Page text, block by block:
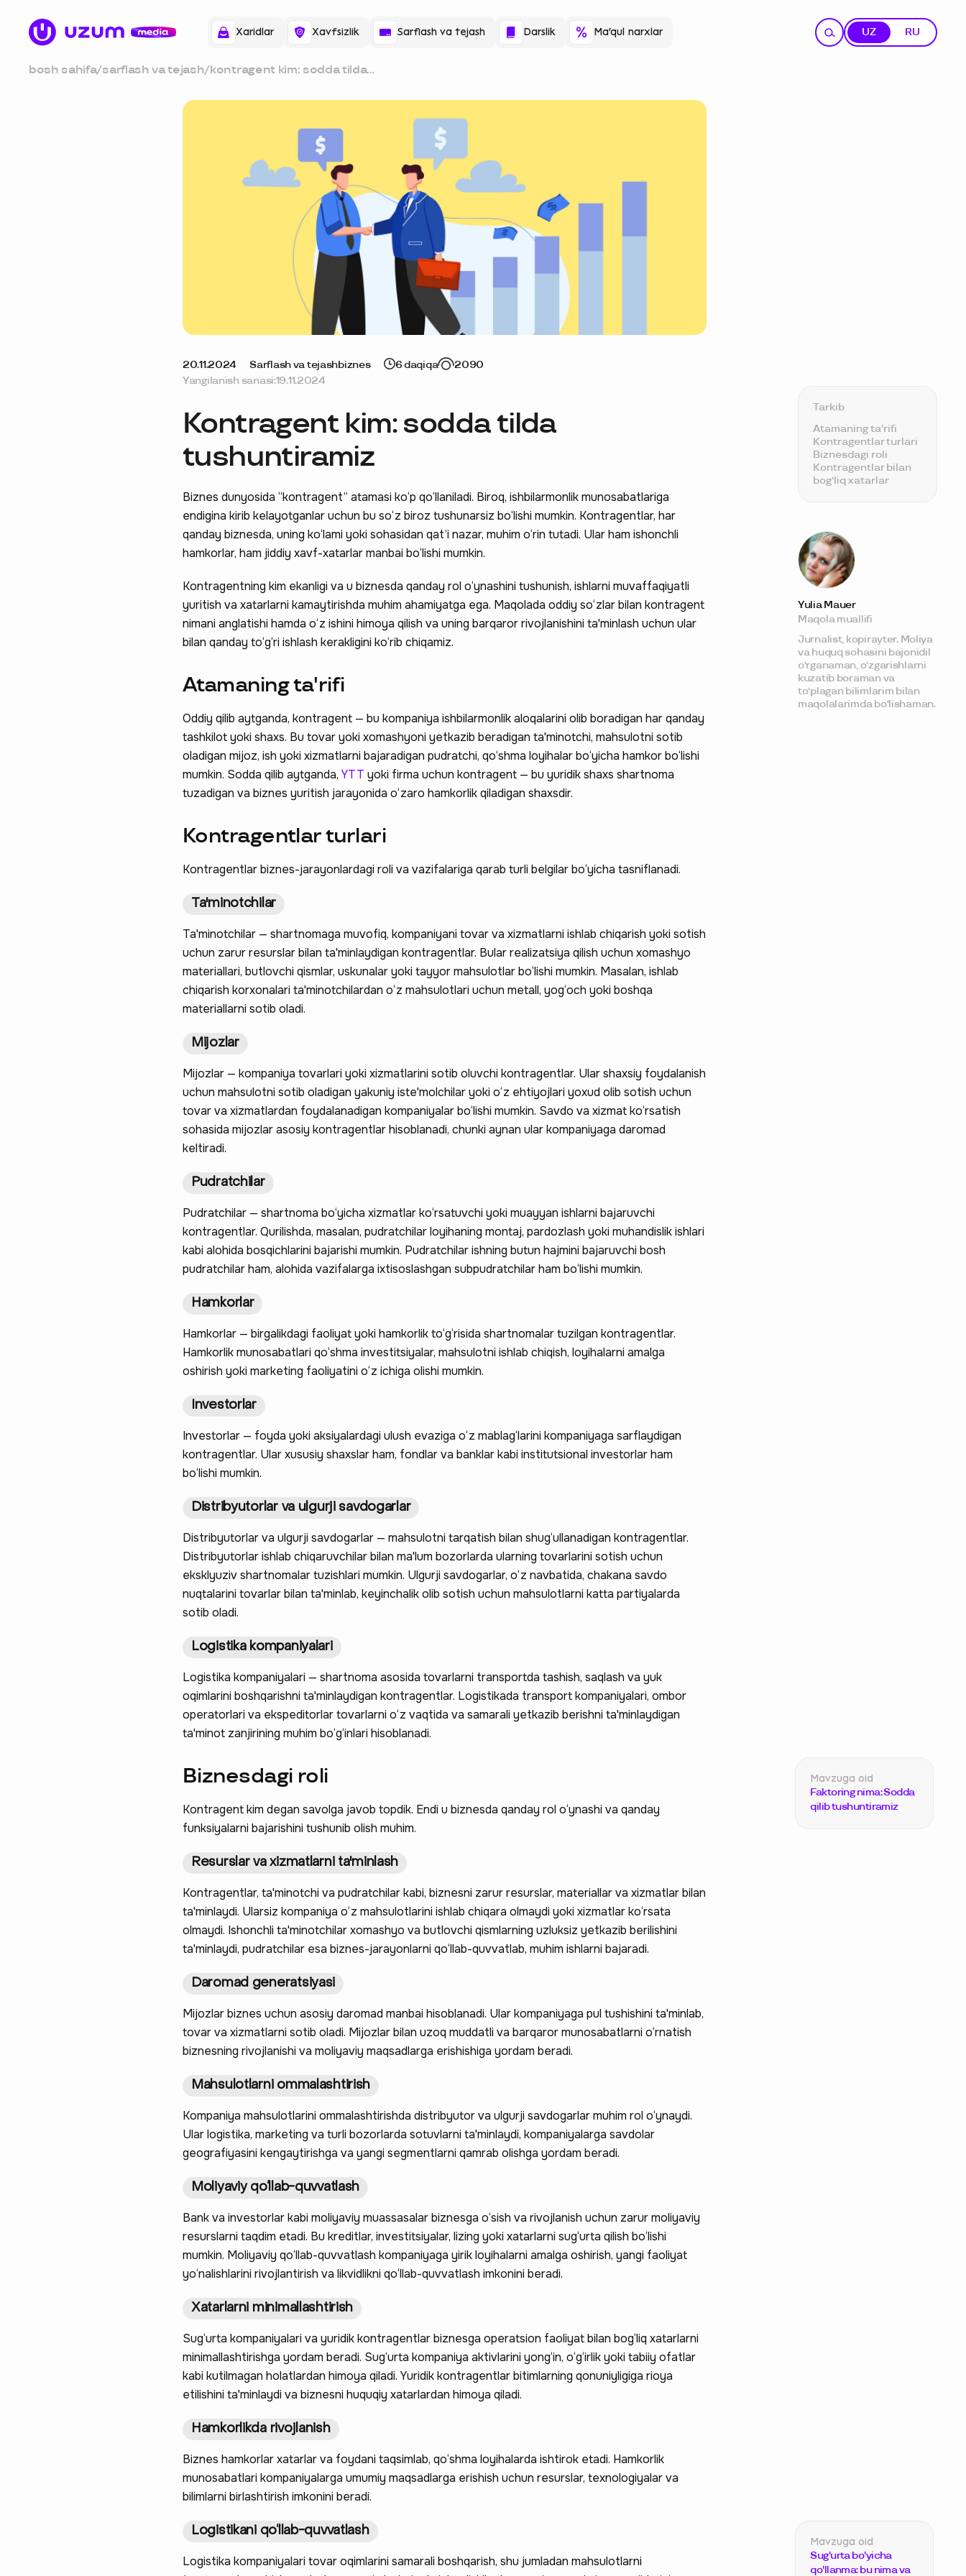
Xaridlar Xavfsizlik Sarflash va tejash Darslik Ma'qul narxlar UZ RU
bosh sahifa/sarflash va tejash/kontragent kim: sodda tilda
20.11.2024 Sarflash va tejashbiznes 6 daqiqa
2090
Yangilanish sanasi:19.11.2024
Kontragent kim: sodda tilda
tushuntiramiz
Biznes dunyosida “kontragent” atamasi ko‘p qo‘llaniladi. Biroq, ishbilarmonlik munosabatlariga
endigina kirib kelayotganlar uchun bu so‘z biroz tushunarsiz bo‘lishi mumkin. Kontragentlar, har
qanday biznesda, uning ko‘lami yoki sohasidan qat’i nazar, muhim o‘rin tutadi. Ular ham ishonchli
hamkorlar, ham jiddiy xavf-xatarlar manbai bo‘lishi mumkin.
Kontragentning kim ekanligi va u biznesda qanday rol o‘ynashini tushunish, ishlarni muvaffaqiyatli
yuritish va xatarlarni kamaytirishda muhim ahamiyatga ega. Maqolada oddiy so‘zlar bilan kontragent
nimani anglatishi hamda o‘z ishini himoya qilish va uning barqaror rivojlanishini ta'minlash uchun ular
bilan qanday to‘g‘ri ishlash kerakligini ko‘rib chiqamiz.
Atamaning ta'rifi
Oddiy qilib aytganda, kontragent — bu kompaniya ishbilarmonlik aloqalarini olib boradigan har qanday
tashkilot yoki shaxs. Bu tovar yoki xomashyoni yetkazib beradigan ta'minotchi, mahsulotni sotib
oladigan mijoz, ish yoki xizmatlarni bajaradigan pudratchi, qo‘shma loyihalar bo‘yicha hamkor bo‘lishi
mumkin. Sodda qilib aytganda, YTT yoki firma uchun kontragent — bu yuridik shaxs shartnoma
tuzadigan va biznes yuritish jarayonida o‘zaro hamkorlik qiladigan shaxsdir.
Kontragentlar turlari
Kontragentlar biznes-jarayonlardagi roli va vazifalariga qarab turli belgilar bo‘yicha tasniflanadi.
Ta'minotchilar
Ta'minotchilar — shartnomaga muvofiq, kompaniyani tovar va xizmatlarni ishlab chiqarish yoki sotish
uchun zarur resurslar bilan ta'minlaydigan kontragentlar. Bular realizatsiya qilish uchun xomashyo
materiallari, butlovchi qismlar, uskunalar yoki tayyor mahsulotlar bo‘lishi mumkin. Masalan, ishlab
chiqarish korxonalari ta'minotchilardan o‘z mahsulotlari uchun metall, yog‘och yoki boshqa
materiallarni sotib oladi.
Mijozlar
Mijozlar — kompaniya tovarlari yoki xizmatlarini sotib oluvchi kontragentlar. Ular shaxsiy foydalanish
uchun mahsulotni sotib oladigan yakuniy iste'molchilar yoki o‘z ehtiyojlari yoxud olib sotish uchun
tovar va xizmatlardan foydalanadigan kompaniyalar bo‘lishi mumkin. Savdo va xizmat ko‘rsatish
sohasida mijozlar asosiy kontragentlar hisoblanadi, chunki aynan ular kompaniyaga daromad
keltiradi.
Pudratchilar
Pudratchilar — shartnoma bo‘yicha xizmatlar ko‘rsatuvchi yoki muayyan ishlarni bajaruvchi
kontragentlar. Qurilishda, masalan, pudratchilar loyihaning montaj, pardozlash yoki muhandislik ishlari
kabi alohida bosqichlarini bajarishi mumkin. Pudratchilar ishning butun hajmini bajaruvchi bosh
pudratchilar ham, alohida vazifalarga ixtisoslashgan subpudratchilar ham bo‘lishi mumkin.
Hamkorlar
Hamkorlar — birgalikdagi faoliyat yoki hamkorlik to‘g‘risida shartnomalar tuzilgan kontragentlar.
Hamkorlik munosabatlari qo‘shma investitsiyalar, mahsulotni ishlab chiqish, loyihalarni amalga
oshirish yoki marketing faoliyatini o‘z ichiga olishi mumkin.
Investorlar
Investorlar — foyda yoki aksiyalardagi ulush evaziga o‘z mablag‘larini kompaniyaga sarflaydigan
kontragentlar. Ular xususiy shaxslar ham, fondlar va banklar kabi institutsional investorlar ham
bo‘lishi mumkin.
Distribyutorlar va ulgurji savdogarlar
Distribyutorlar va ulgurji savdogarlar — mahsulotni tarqatish bilan shug‘ullanadigan kontragentlar.
Distribyutorlar ishlab chiqaruvchilar bilan ma'lum bozorlarda ularning tovarlarini sotish uchun
eksklyuziv shartnomalar tuzishlari mumkin. Ulgurji savdogarlar, o‘z navbatida, chakana savdo
nuqtalarini tovarlar bilan ta'minlab, keyinchalik olib sotish uchun mahsulotlarni katta partiyalarda
sotib oladi.
Logistika kompaniyalari
Logistika kompaniyalari — shartnoma asosida tovarlarni transportda tashish, saqlash va yuk
oqimlarini boshqarishni ta'minlaydigan kontragentlar. Logistikada transport kompaniyalari, ombor
operatorlari va ekspeditorlar tovarlarni o‘z vaqtida va samarali yetkazib berishni ta'minlaydigan
ta'minot zanjirining muhim bo‘g‘inlari hisoblanadi.
Faktoring nima: Sodda
qilib tushuntiramiz
Biznesdagi roli
Kontragent kim degan savolga javob topdik. Endi u biznesda qanday rol o‘ynashi va qanday
funksiyalarni bajarishini tushunib olish muhim.
Resurslar va xizmatlarni ta'minlash
Kontragentlar, ta'minotchi va pudratchilar kabi, biznesni zarur resurslar, materiallar va xizmatlar bilan
ta'minlaydi. Ularsiz kompaniya o‘z mahsulotlarini ishlab chiqara olmaydi yoki xizmatlar ko‘rsata
olmaydi. Ishonchli ta'minotchilar xomashyo va butlovchi qismlarning uzluksiz yetkazib berilishini
ta'minlaydi, pudratchilar esa biznes-jarayonlarni qo‘llab-quvvatlab, muhim ishlarni bajaradi.
Daromad generatsiyasi
Mijozlar biznes uchun asosiy daromad manbai hisoblanadi. Ular kompaniyaga pul tushishini ta'minlab,
tovar va xizmatlarni sotib oladi. Mijozlar bilan uzoq muddatli va barqaror munosabatlarni o‘rnatish
biznesning rivojlanishi va moliyaviy maqsadlarga erishishiga yordam beradi.
Mahsulotlarni ommalashtirish
Kompaniya mahsulotlarini ommalashtirishda distribyutor va ulgurji savdogarlar muhim rol o‘ynaydi.
Ular logistika, marketing va turli bozorlarda sotuvlarni ta'minlaydi, kompaniyalarga savdolar
geografiyasini kengaytirishga va yangi segmentlarni qamrab olishga yordam beradi.
Moliyaviy qo‘llab-quvvatlash
Bank va investorlar kabi moliyaviy muassasalar biznesga o‘sish va rivojlanish uchun zarur moliyaviy
resurslarni taqdim etadi. Bu kreditlar, investitsiyalar, lizing yoki xatarlarni sug‘urta qilish bo‘lishi
mumkin. Moliyaviy qo‘llab-quvvatlash kompaniyaga yirik loyihalarni amalga oshirish, yangi faoliyat
yo‘nalishlarini rivojlantirish va likvidlikni qo‘llab-quvvatlash imkonini beradi.
Xatarlarni minimallashtirish
Sug‘urta kompaniyalari va yuridik kontragentlar biznesga operatsion faoliyat bilan bog‘liq xatarlarni
minimallashtirishga yordam beradi. Sug‘urta kompaniya aktivlarini yong‘in, o‘g‘irlik yoki tabiiy ofatlar
kabi kutilmagan holatlardan himoya qiladi. Yuridik kontragentlar bitimlarning qonuniyligiga rioya
etilishini ta'minlaydi va biznesni huquqiy xatarlardan himoya qiladi.
Hamkorlikda rivojlanish
Biznes hamkorlar xatarlar va foydani taqsimlab, qo‘shma loyihalarda ishtirok etadi. Hamkorlik
munosabatlari kompaniyalarga umumiy maqsadlarga erishish uchun resurslar, texnologiyalar va
bilimlarni birlashtirish imkonini beradi.
Sug'urta bo'yicha
qo'llanma: bu nima va
Logistikani qo‘llab-quvvatlash
Logistika kompaniyalari tovar oqimlarini samarali boshqarish, shu jumladan mahsulotlarni
Tarkib
Atamaning ta'rifi
Kontragentlar turlari
Biznesdagi roli
Kontragentlar bilan
bog‘liq xatarlar
Yulia Mauer
Maqola muallifi
Jurnalist, kopirayter. Moliya
va huquq sohasini bajonidil
o‘rganaman, o‘zgarishlarni
kuzatib boraman va
to‘plagan bilimlarim bilan
maqolalarimda bo‘lishaman.
Ravnaqimizga hissa qo'shing —
so‘rovnomada qatnashing ❤️